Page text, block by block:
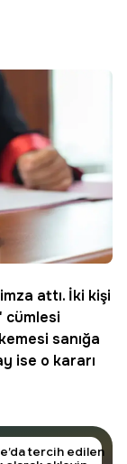
attı. İki kişi
cümlesi
sanığa
ise o kararı
tercih edilen